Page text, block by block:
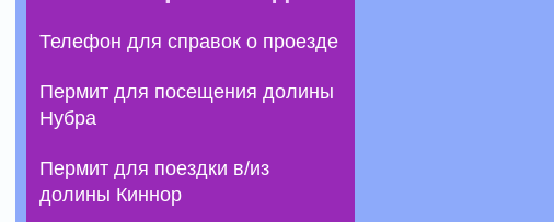
Телефон для справок о проезде
Пермит для посещения долины
Нубра
Пермит для поездки в/из
долины Киннор